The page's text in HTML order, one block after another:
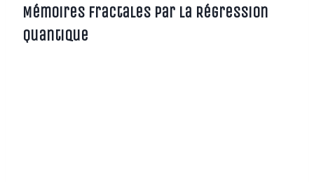
Mémoires Fractales par la Régression
Quantique